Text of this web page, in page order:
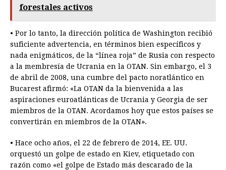
forestales activos
• Por lo tanto, la dirección política de Washington recibió
suficiente advertencia, en términos bien específicos y
nada enigmáticos, de la “línea roja” de Rusia con respecto
a la membresía de Ucrania en la OTAN. Sin embargo, el 3
de abril de 2008, una cumbre del pacto noratlántico en
Bucarest afirmó: «La OTAN da la bienvenida a las
aspiraciones euroatlánticas de Ucrania y Georgia de ser
miembros de la OTAN. Acordamos hoy que estos países se
convertirán en miembros de la OTAN».
• Hace ocho años, el 22 de febrero de 2014, EE. UU.
orquestó un golpe de estado en Kiev, etiquetado con
razón como «el golpe de Estado más descarado de la